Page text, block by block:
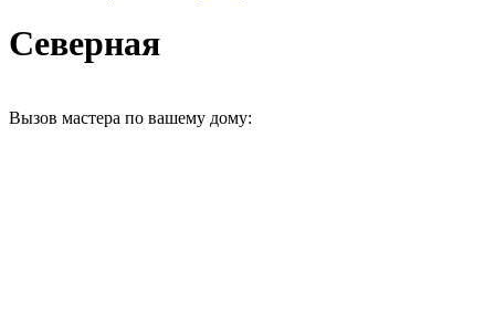
Северная
Вызов мастера по вашему дому: